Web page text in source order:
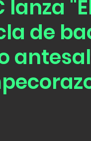
lanza
de